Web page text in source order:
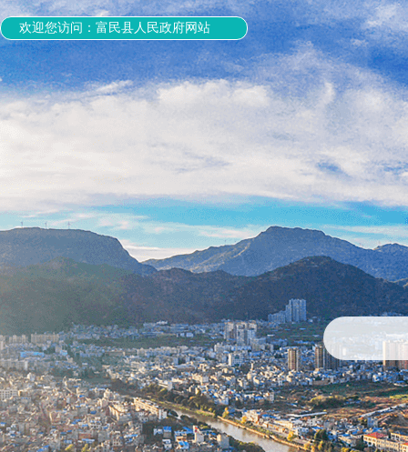
欢迎您访问：富民县人民政府网站